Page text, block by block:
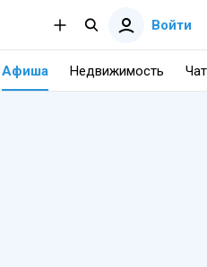
Войти
Афиша Недвижимость Чат